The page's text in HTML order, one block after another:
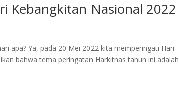
Kebangkitan Nasional 2022
apa? Ya, pada 20 Mei 2022 kita memperingati Hari
bahwa tema peringatan Harkitnas tahun ini adalah